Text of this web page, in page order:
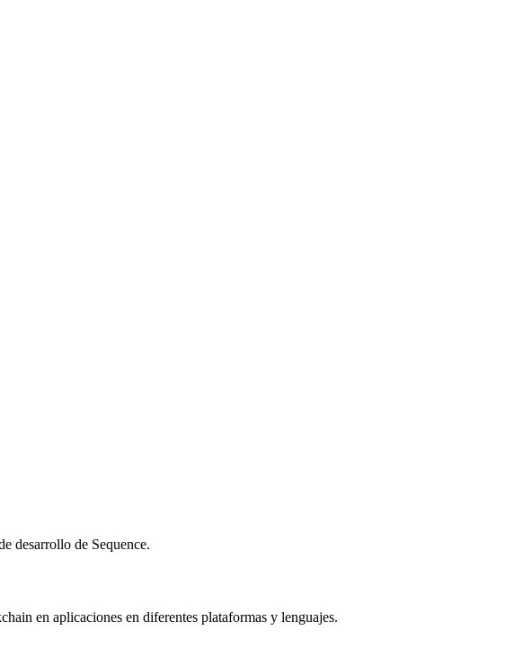
desarrollo de Sequence.
en aplicaciones en diferentes plataformas y lenguajes.